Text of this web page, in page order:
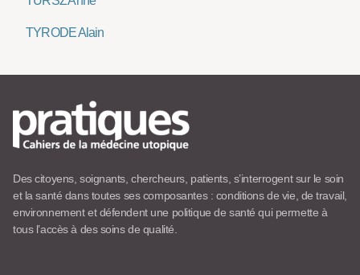
TYRODE Alain
Des citoyens, soignants, chercheurs, patients, s’interrogent sur le soin
et la santé dans toutes ses composantes : conditions de vie, de travail,
environnement et défendent une politique de santé qui permette à
tous l’accès à des soins de qualité.